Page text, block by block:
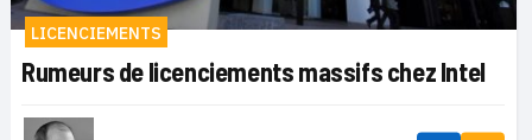
LICENCIEMENTS
Rumeurs de licenciements massifs chez Intel